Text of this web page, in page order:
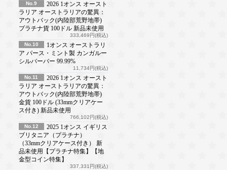
No.9
2026 1オンス オースト
ラリア オーストラリアの驚異：
アウトバック(内陸部荒野地帯)
プラチナ貨 100ドル 新品未使用
333,469円(税込)
No.10
1オンス オーストラリ
ア パース・ミント製 カンガルー
シルバーバー 99.99%
11,734円(税込)
No.11
2026 1オンス オースト
ラリア オーストラリアの驚異：
アウトバック(内陸部荒野地帯)
金貨 100ドル (33mmクリアケー
ス付き) 新品未使用
766,102円(税込)
No.12
2025 1オンス イギリス
ブリタニア（プラチナ）
（33mmクリアケース付き） 新
品未使用【プラチナ特集】【地
金型コイン特集】
337,331円(税込)